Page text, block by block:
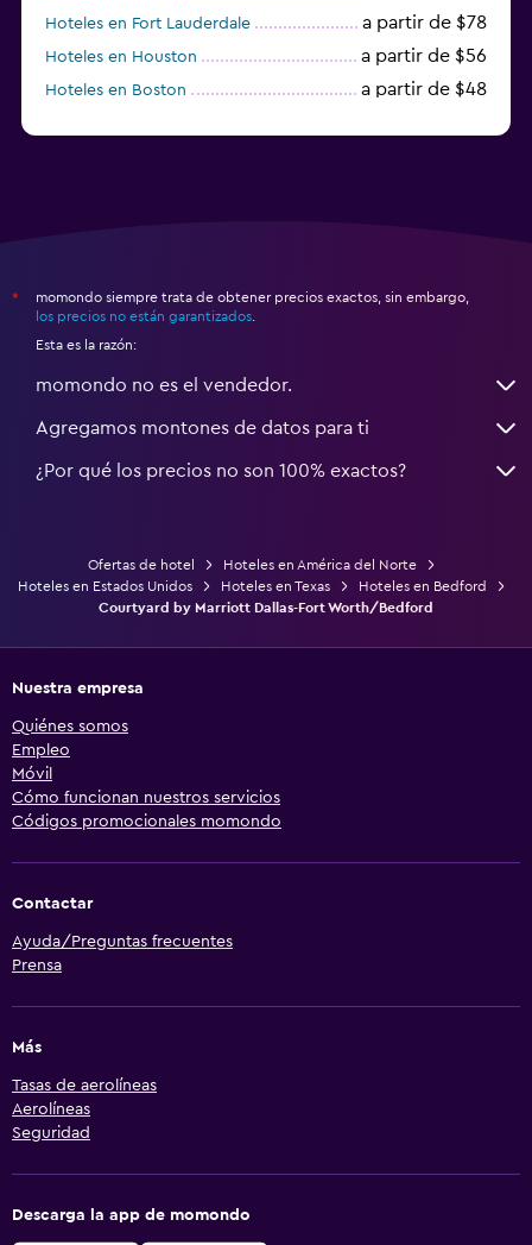
Hoteles en Fort Lauderdale a partir de $78
Hoteles en Houston a partir de $56
Hoteles en Boston a partir de $48
*
momondo siempre trata de obtener precios exactos, sin embargo,
los precios no están garantizados
Esta es la razón:
momondo no es el vendedor.
Agregamos montones de datos para ti
¿Por qué los precios no son 100% exactos?
Ofertas de hotel
Hoteles en América del Norte
Hoteles en Estados Unidos
Hoteles en Texas
Hoteles en Bedford
Courtyard by Marriott Dallas-Fort Worth/Bedford
Nuestra empresa
Quiénes somos
Empleo
Móvil
Cómo funcionan nuestros servicios
Códigos promocionales momondo
Contactar
Ayuda/Preguntas frecuentes
Prensa
Más
Tasas de aerolíneas
Aerolíneas
Seguridad
Descarga la app de momondo